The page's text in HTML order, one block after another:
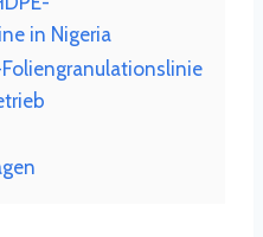
in Nigeria